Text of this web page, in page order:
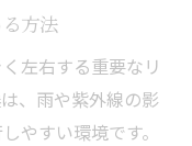
を確認する手
目すべき点
フターケアの重
方法
左右する重要なリ
、雨や紫外線の影
やすい環境です。